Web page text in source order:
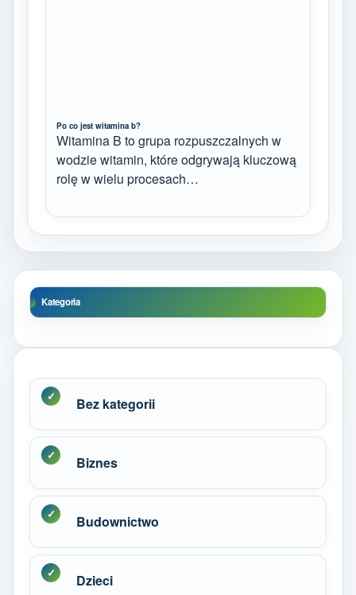
Po co jest witamina b?
Witamina B to grupa rozpuszczalnych w
wodzie witamin, które odgrywają kluczową
rolę w wielu procesach…
Kategoria
Bez kategorii
Biznes
Budownictwo
Dzieci